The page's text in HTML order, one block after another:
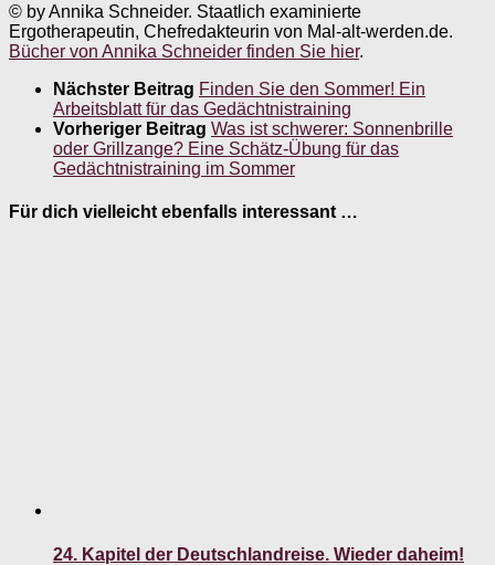
© by Annika Schneider. Staatlich examinierte
Ergotherapeutin, Chefredakteurin von Mal-alt-werden.de.
Bücher von Annika Schneider finden Sie hier.
Nächster Beitrag Finden Sie den Sommer! Ein
Arbeitsblatt für das Gedächtnistraining
Vorheriger Beitrag Was ist schwerer: Sonnenbrille
oder Grillzange? Eine Schätz-Übung für das
Gedächtnistraining im Sommer
Für dich vielleicht ebenfalls interessant …
24. Kapitel der Deutschlandreise. Wieder daheim!